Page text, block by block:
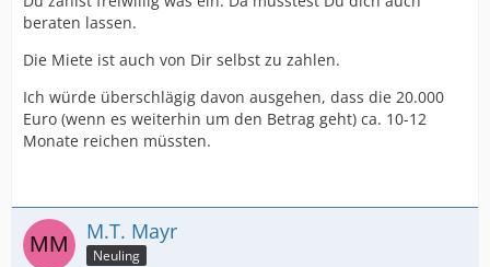
beraten lassen.
Die Miete ist auch von Dir selbst zu zahlen.
Ich würde überschlägig davon ausgehen, dass die 20.000
Euro (wenn es weiterhin um den Betrag geht) ca. 10-12
Monate reichen müssten.
M.T. Mayr
Neuling